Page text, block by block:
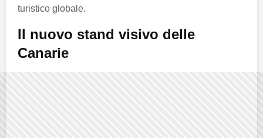
turistico globale.
Il nuovo stand visivo delle
Canarie